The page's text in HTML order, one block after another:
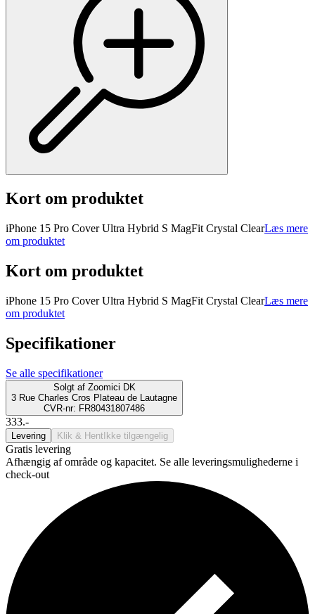
Kort om produktet
iPhone 15 Pro Cover Ultra Hybrid S MagFit Crystal ClearLæs mere
om produktet
Kort om produktet
iPhone 15 Pro Cover Ultra Hybrid S MagFit Crystal ClearLæs mere
om produktet
Specifikationer
Se alle specifikationer
Solgt af Zoomici DK
3 Rue Charles Cros Plateau de Lautagne
CVR-nr: FR80431807486
333.-
Levering Klik & Hent Ikke tilgængelig
Gratis levering
Afhængig af område og kapacitet. Se alle leveringsmulighederne i
check-out